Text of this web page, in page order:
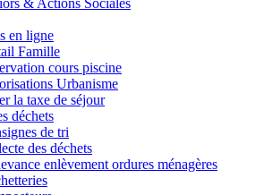
& Actions Sociales
en ligne
Famille
cours piscine
Urbanisme
la taxe de séjour
déchets
de tri
des déchets
enlèvement ordures ménagères